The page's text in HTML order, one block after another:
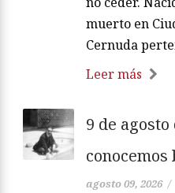
muerto en
Cernuda
Leer más
9 de
agosto 09, 2026 /